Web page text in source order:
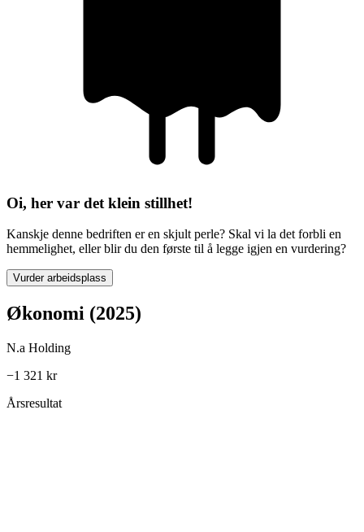
Oi, her var det klein stillhet!
Kanskje denne bedriften er en skjult perle? Skal vi la det forbli en
hemmelighet, eller blir du den første til å legge igjen en vurdering?
Vurder arbeidsplass
Økonomi (2025)
N.a Holding
−1 321 kr
Årsresultat